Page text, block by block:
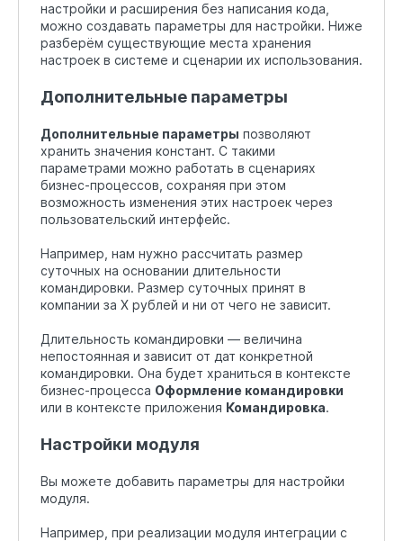
настройки и расширения без написания кода,
можно создавать параметры для настройки. Ниже
разберём существующие места хранения
настроек в системе и сценарии их использования.
Дополнительные параметры
Дополнительные параметры позволяют
хранить значения констант. С такими
параметрами можно работать в сценариях
бизнес-процессов, сохраняя при этом
возможность изменения этих настроек через
пользовательский интерфейс.
Например, нам нужно рассчитать размер
суточных на основании длительности
командировки. Размер суточных принят в
компании за X рублей и ни от чего не зависит.
Длительность командировки — величина
непостоянная и зависит от дат конкретной
командировки. Она будет храниться в контексте
бизнес-процесса Оформление командировки
или в контексте приложения Командировка.
Настройки модуля
Вы можете добавить параметры для настройки
модуля.
Например, при реализации модуля интеграции с